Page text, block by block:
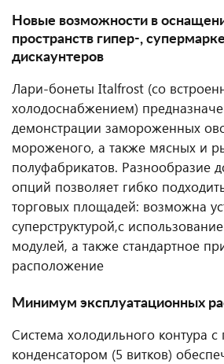
Новые возможности в
пространств гипер-,
дискаунтеров
Лари-бонеты Italfrost (со
холодоснабжением)
демонстрации замороженных
мороженого, а также мясных и
полуфабрикатов. Разнообразие
опций позволяет гибко
торговых площадей: возможна
суперструктурой,с
модулей, а также стандартное
расположение
Минимум эксплуатационных
Система холодильного контура
конденсатором (5 витков)